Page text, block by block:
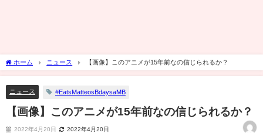
ホーム ニュース 【画像】このアニメが15年前なの信じられるか？
ニュース #EatsMatteosBdaysaMB
【画像】このアニメが15年前なの信じられるか？
2022年4月20日 2022年4月20日